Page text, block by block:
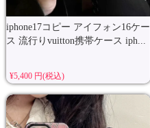
iphone17コピー アイフォン16ケー
ス 流行りvuitton携帯ケース iph...
¥5,400 円(税込)